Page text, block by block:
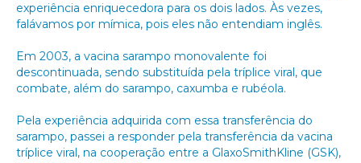
experiência enriquecedora para os dois lados. Às vezes,
falávamos por mímica, pois eles não entendiam inglês.
Em 2003, a vacina sarampo monovalente foi
descontinuada, sendo substituída pela tríplice viral, que
combate, além do sarampo, caxumba e rubéola.
Pela experiência adquirida com essa transferência do
sarampo, passei a responder pela transferência da vacina
tríplice viral, na cooperação entre a GlaxoSmithKline (GSK),